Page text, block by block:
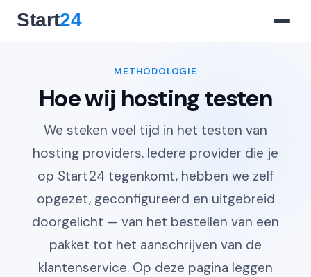
METHODOLOGIE
Hoe wij hosting testen
We steken veel tijd in het testen van
hosting providers. Iedere provider die je
op Start24 tegenkomt, hebben we zelf
opgezet, geconfigureerd en uitgebreid
doorgelicht — van het bestellen van een
pakket tot het aanschrijven van de
klantenservice. Op deze pagina leggen